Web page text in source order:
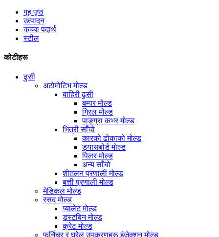
गृह पृष्ठ
उत्पादन
कच्चा पदार्थ
स्टील
कोटीहरू
ढुसी
अटोमोटिभ मोल्ड
बाहिरी ढुसी
बम्पर मोल्ड
ग्रिल मोल्ड
पाङ्ग्रा कभर मोल्ड
भित्री साँचो
कारको ढोकाको मोल्ड
ड्यासबोर्ड मोल्ड
पिलर मोल्ड
अन्य साँचो
शीतलन प्रणाली मोल्ड
बत्ती प्रणाली मोल्ड
मेडिकल मोल्ड
रसद मोल्ड
प्यालेट मोल्ड
डस्टबिन मोल्ड
क्रेट मोल्ड
फर्निचर र घरेलु उपकरणहरू इंजेक्शन मोल्ड